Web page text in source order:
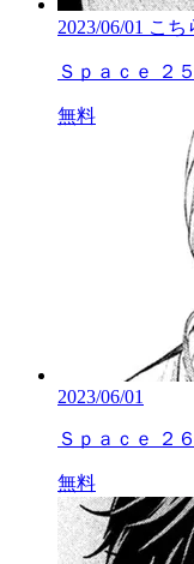
2023/06/01 こち
Ｓｐａｃｅ ２
無料
2023/06/01
Ｓｐａｃｅ ２
無料